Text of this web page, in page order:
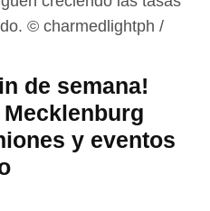
de semana!
y eventos